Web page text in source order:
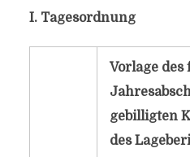
I. Tagesordnung
Vorlage des
gebilligten
des